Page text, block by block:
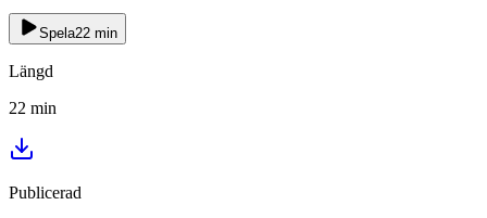
Spela22 min
Längd
22 min
Publicerad